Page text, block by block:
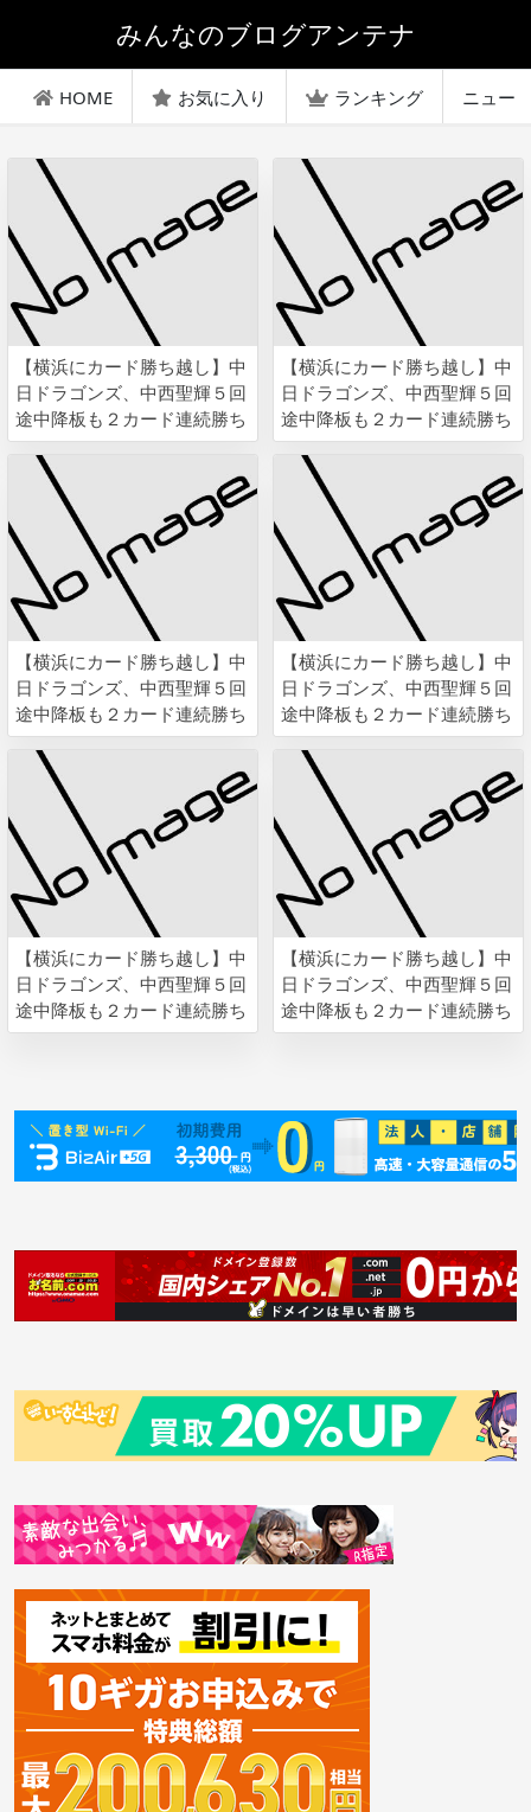
みんなのブログアンテナ
HOME お気に入り ランキング ニュー
【横浜にカード勝ち越し】中
日ドラゴンズ、中西聖輝５回
途中降板も２カード連続勝ち
越し ４位・ＤｅＮＡに２ゲ
ーム差接近
【横浜にカード勝ち越し】中
日ドラゴンズ、中西聖輝５回
途中降板も２カード連続勝ち
越し ４位・ＤｅＮＡに２ゲ
ーム差接近
【横浜にカード勝ち越し】中
日ドラゴンズ、中西聖輝５回
途中降板も２カード連続勝ち
越し ４位・ＤｅＮＡに２ゲ
ーム差接近
【横浜にカード勝ち越し】中
日ドラゴンズ、中西聖輝５回
途中降板も２カード連続勝ち
越し ４位・ＤｅＮＡに２ゲ
ーム差接近
【横浜にカード勝ち越し】中
日ドラゴンズ、中西聖輝５回
途中降板も２カード連続勝ち
越し ４位・ＤｅＮＡに２ゲ
【横浜にカード勝ち越し】中
日ドラゴンズ、中西聖輝５回
途中降板も２カード連続勝ち
越し ４位・ＤｅＮＡに２ゲ